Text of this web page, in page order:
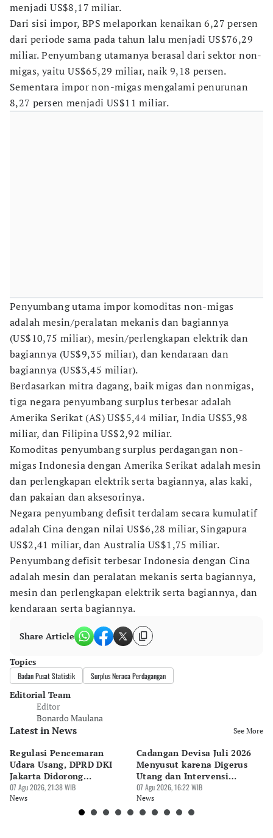
menjadi US$8,17 miliar.
Dari sisi impor, BPS melaporkan kenaikan 6,27 persen
dari periode sama pada tahun lalu menjadi US$76,29
miliar. Penyumbang utamanya berasal dari sektor non-
migas, yaitu US$65,29 miliar, naik 9,18 persen.
Sementara impor non-migas mengalami penurunan
8,27 persen menjadi US$11 miliar.
Penyumbang utama impor komoditas non-migas
adalah mesin/peralatan mekanis dan bagiannya
(US$10,75 miliar), mesin/perlengkapan elektrik dan
bagiannya (US$9,35 miliar), dan kendaraan dan
bagiannya (US$3,45 miliar).
Berdasarkan mitra dagang, baik migas dan nonmigas,
tiga negara penyumbang surplus terbesar adalah
Amerika Serikat (AS) US$5,44 miliar, India US$3,98
miliar, dan Filipina US$2,92 miliar.
Komoditas penyumbang surplus perdagangan non-
migas Indonesia dengan Amerika Serikat adalah mesin
dan perlengkapan elektrik serta bagiannya, alas kaki,
dan pakaian dan aksesorinya.
Negara penyumbang defisit terdalam secara kumulatif
adalah Cina dengan nilai US$6,28 miliar, Singapura
US$2,41 miliar, dan Australia US$1,75 miliar.
Penyumbang defisit terbesar Indonesia dengan Cina
adalah mesin dan peralatan mekanis serta bagiannya,
mesin dan perlengkapan elektrik serta bagiannya, dan
kendaraan serta bagiannya.
Share Article
Topics
Badan Pusat Statistik Surplus Neraca Perdagangan
Editorial Team
Editor
Bonardo Maulana
Latest in News See More
Regulasi Pencemaran
Udara Usang, DPRD DKI
Jakarta Didorong
Prioritaskan Revisi Perda
07 Agu 2026, 21:38 WIB
News
Cadangan Devisa Juli 2026
Menyusut karena Digerus
Utang dan Intervensi
Rupiah
07 Agu 2026, 16:22 WIB
News